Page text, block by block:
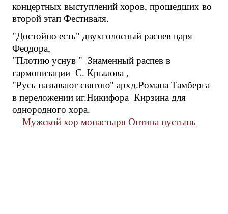
концертных выступлений хоров, прошедших во
второй этап Фестиваля.
"Достойно есть" двухголосный распев царя
Феодора,
"Плотию уснув " Знаменный распев в
гармонизации С. Крылова ,
"Русь называют святою" архд.Романа Тамберга
в переложении иг.Никифора Кирзина для
однородного хора.
Мужской хор монастыря Оптина пустынь